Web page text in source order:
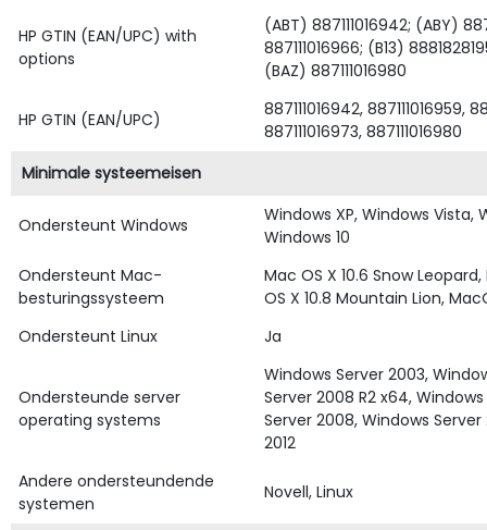
HP GTIN (EAN/UPC) with
options
(ABT) 887111016942; (ABY)
887111016966; (B13)
(BAZ) 887111016980
HP GTIN (EAN/UPC)
887111016942, 887111016959,
887111016973, 887111016980
Minimale systeemeisen
Ondersteunt Windows
Windows XP, Windows Vista,
Windows 10
Ondersteunt Mac-
besturingssysteem
Mac OS X 10.6 Snow
OS X 10.8 Mountain Lion,
Ondersteunt Linux
Ja
Ondersteunde server
operating systems
Windows Server 2003,
Server 2008 R2 x64,
Server 2008, Windows
2012
Andere ondersteundende
systemen
Novell, Linux